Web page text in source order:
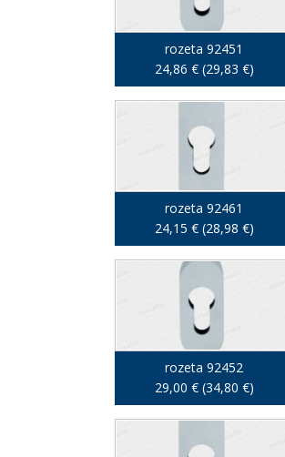
rozeta 92451
24,86 € (29,83 €)
rozeta 92461
24,15 € (28,98 €)
rozeta 92452
29,00 € (34,80 €)